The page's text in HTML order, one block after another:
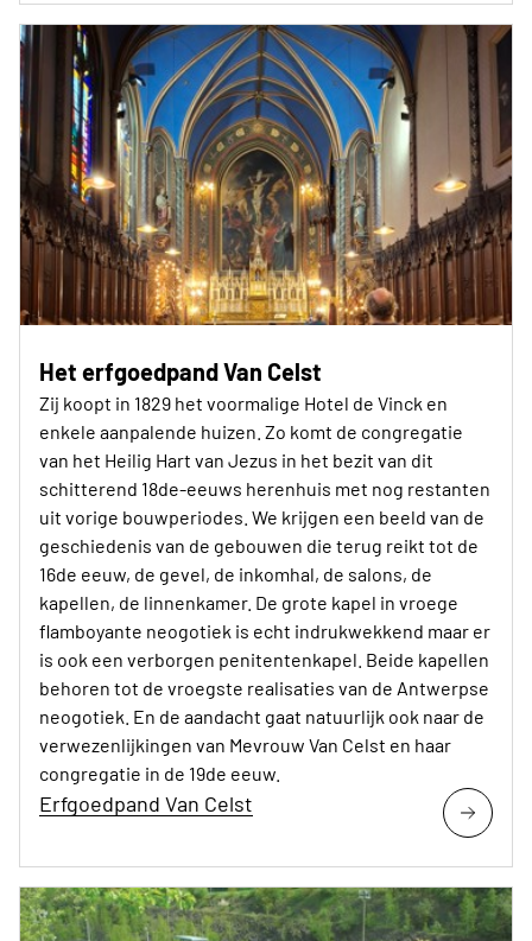
Het erfgoedpand Van Celst
Zij koopt in 1829 het voormalige Hotel de Vinck en
enkele aanpalende huizen. Zo komt de congregatie
van het Heilig Hart van Jezus in het bezit van dit
schitterend 18de-eeuws herenhuis met nog restanten
uit vorige bouwperiodes. We krijgen een beeld van de
geschiedenis van de gebouwen die terug reikt tot de
16de eeuw, de gevel, de inkomhal, de salons, de
kapellen, de linnenkamer. De grote kapel in vroege
flamboyante neogotiek is echt indrukwekkend maar er
is ook een verborgen penitentenkapel. Beide kapellen
behoren tot de vroegste realisaties van de Antwerpse
neogotiek. En de aandacht gaat natuurlijk ook naar de
verwezenlijkingen van Mevrouw Van Celst en haar
congregatie in de 19de eeuw.
Erfgoedpand Van Celst